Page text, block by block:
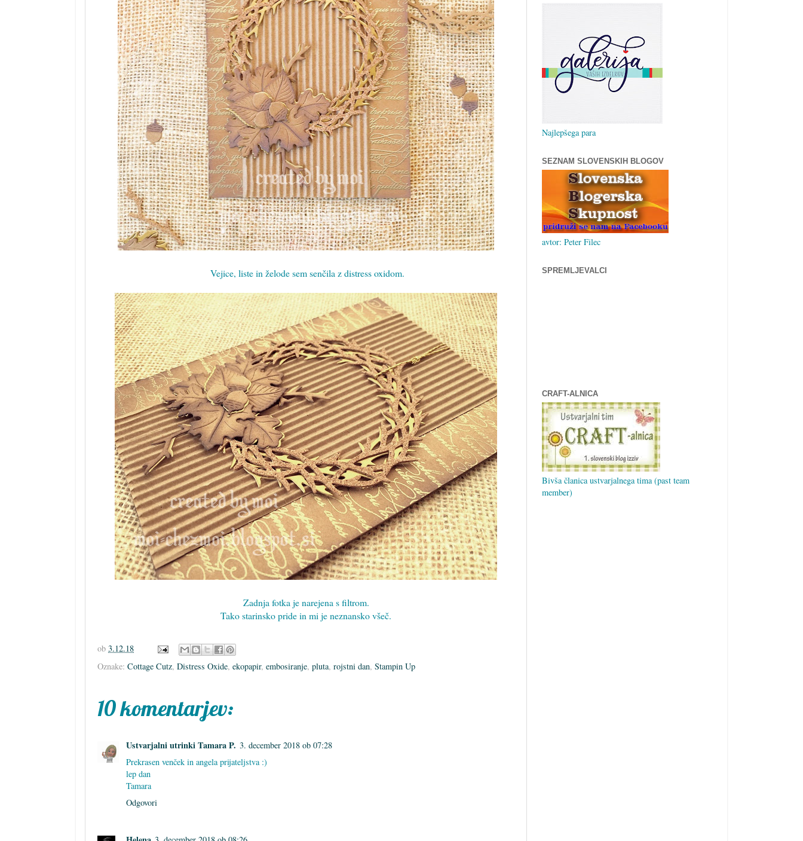
Vejice, liste in želode sem senčila z distress oxidom.
Zadnja fotka je narejena s filtrom.
Tako starinsko pride in mi je neznansko všeč.
ob 3.12.18
Oznake: Cottage Cutz, Distress Oxide, ekopapir, embosiranje, pluta, rojstni dan, Stampin Up
10 komentarjev:
Ustvarjalni utrinki Tamara P. 3. december 2018 ob 07:28
Prekrasen venček in angela prijateljstva :)
lep dan
Tamara
Odgovori
Najlepšega para
SEZNAM SLOVENSKIH BLOGOV
avtor: Peter Filec
SPREMLJEVALCI
CRAFT-ALNICA
Bivša članica ustvarjalnega tima (past team
member)